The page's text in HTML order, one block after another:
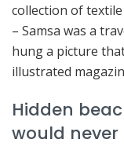
collection of
– Samsa was a
hung a picture
illustrated
Hidden
would never